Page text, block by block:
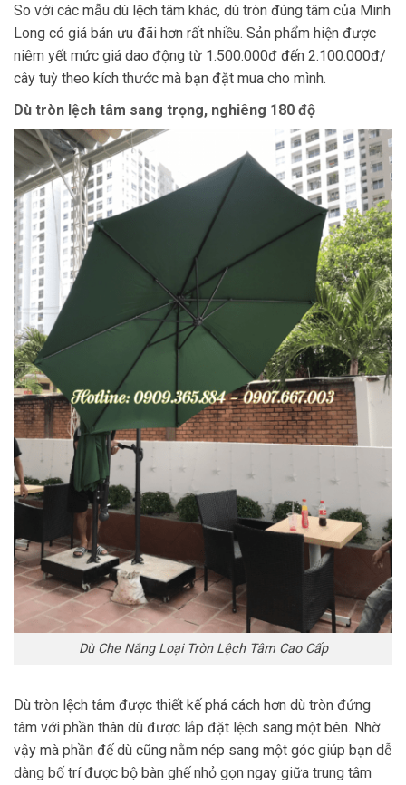
So với các mẫu dù lệch tâm khác, dù tròn đúng tâm của Minh
Long có giá bán ưu đãi hơn rất nhiều. Sản phẩm hiện được
niêm yết mức giá dao động từ 1.500.000đ đến 2.100.000đ/
cây tuỳ theo kích thước mà bạn đặt mua cho mình.
Dù tròn lệch tâm sang trọng, nghiêng 180 độ
Dù Che Nắng Loại Tròn Lệch Tâm Cao Cấp
Dù tròn lệch tâm được thiết kế phá cách hơn dù tròn đứng
tâm với phần thân dù được lắp đặt lệch sang một bên. Nhờ
vậy mà phần đế dù cũng nằm nép sang một góc giúp bạn dễ
dàng bố trí được bộ bàn ghế nhỏ gọn ngay giữa trung tâm